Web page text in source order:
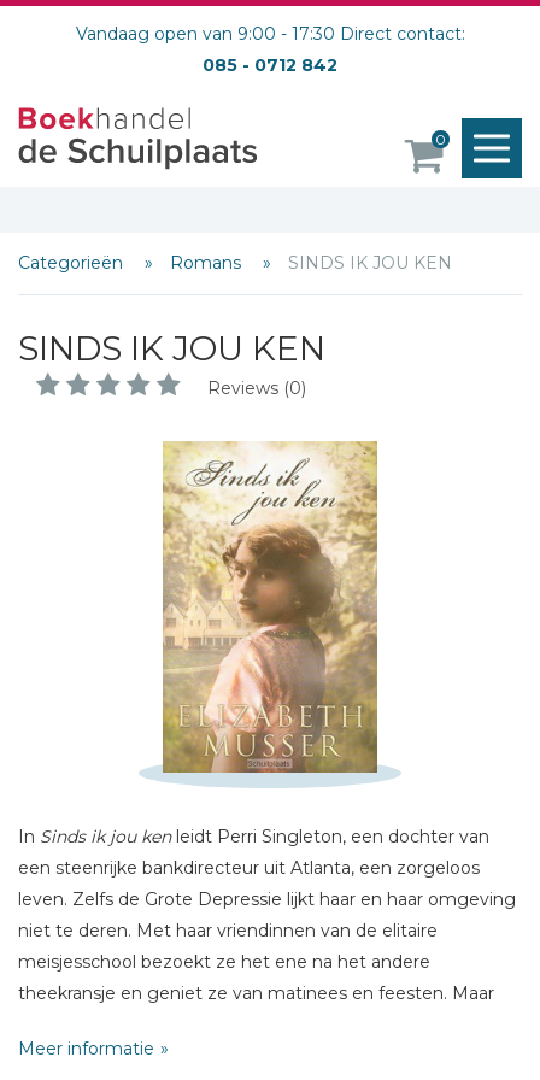
Vandaag open van 9:00 - 17:30 Direct contact:
085 - 0712 842
0
Categorieën Romans SINDS IK JOU KEN
SINDS IK JOU KEN
Reviews (0)
In Sinds ik jou kenleidt Perri Singleton, een dochter van
een steenrijke bankdirecteur uit Atlanta, een zorgeloos
leven. Zelfs de Grote Depressie lijkt haar en haar omgeving
niet te deren. Met haar vriendinnen van de elitaire
meisjesschool bezoekt ze het ene na het andere
theekransje en geniet ze van matinees en feesten. Maar
in contact met een meisje dat heel andere prioriteiten stelt:
Meer informatie
Schrijf hieronder je review!
Naam *
E-mail *
Bericht *